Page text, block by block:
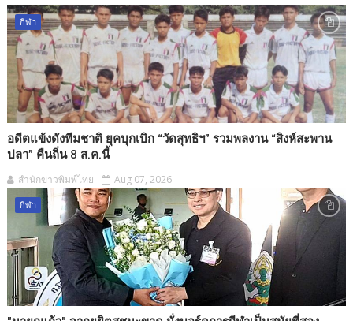
กีฬา
อดีตแข้งดังทีมชาติ ยุคบุกเบิก “วัดสุทธิฯ” รวมพลงาน “สิงห์สะพาน
ปลา” คืนถิ่น 8 ส.ค.นี้
สำนักข่าวพิมพ์ไทย Aug 07, 2026
กีฬา